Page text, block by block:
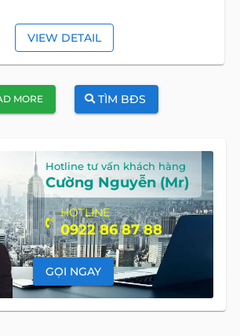
VIEW DETAIL
MORE TÌM BĐS
Hotline tư vấn khách hàng
Cường Nguyễn (Mr)
HOTLINE
0922 86 87 88
GỌI NGAY